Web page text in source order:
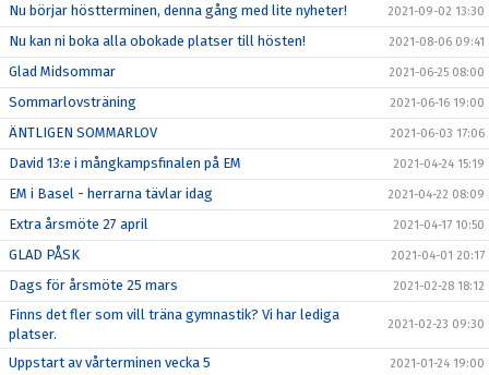
Nu börjar höstterminen, denna gång med lite nyheter! 2021-09-02 13:30
Nu kan ni boka alla obokade platser till hösten! 2021-08-06 09:41
Glad Midsommar 2021-06-25 08:00
Sommarlovsträning 2021-06-16 19:00
ÄNTLIGEN SOMMARLOV 2021-06-03 17:06
David 13:e i mångkampsfinalen på EM 2021-04-24 15:19
EM i Basel - herrarna tävlar idag 2021-04-22 08:09
Extra årsmöte 27 april 2021-04-17 10:50
GLAD PÅSK 2021-04-01 20:17
Dags för årsmöte 25 mars 2021-02-28 18:12
Finns det fler som vill träna gymnastik? Vi har lediga
platser.
2021-02-23 09:30
Uppstart av vårterminen vecka 5 2021-01-24 19:00